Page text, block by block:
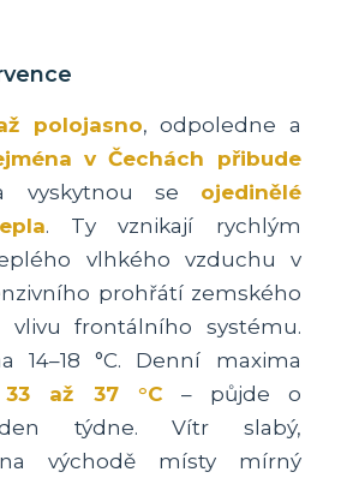
polojasno, odpoledne a
v Čechách přibude
vyskytnou se ojedinělé
. Ty vznikají rychlým
vlhkého vzduchu v
prohřátí zemského
vlivu frontálního systému.
14–18 °C. Denní maxima
33 až 37 °C – půjde o
týdne. Vítr slabý,
východě místy mírný